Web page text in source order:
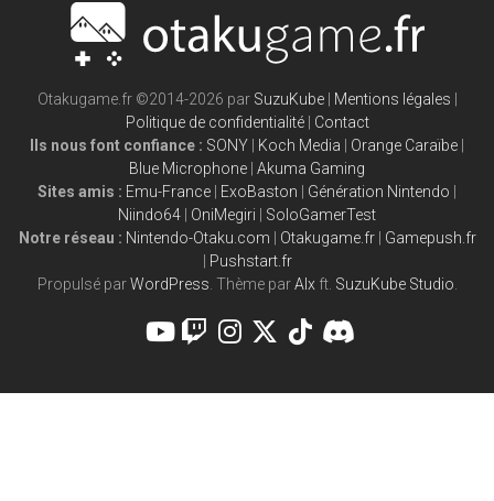
Otakugame.fr ©2014-2026 par SuzuKube| Mentions légales
Politique de confidentialité| Contact
Ils nous font confiance : SONY Koch Media Orange Caraïbe
Blue Microphone Akuma Gaming
Sites amis : Emu-France ExoBaston Génération Nintendo
Niindo64
OniMegiri
SoloGamerTest
Notre réseau : Nintendo-Otaku.com Otakugame.fr| Gamepush.fr
Pushstart.fr
Propulsé parWordPress . Thème parAlx ft. SuzuKube Studio